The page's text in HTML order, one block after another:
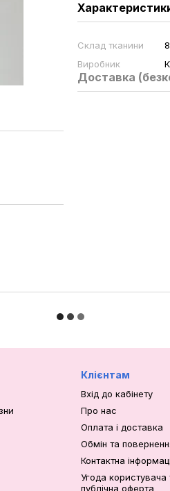
Склад тканини
Виробник
Доставка
Клієнтам
Вхід до кабінету
Про нас
Оплата і доставка
Обмін та
Контактна
Угода користувача
публічна оферта